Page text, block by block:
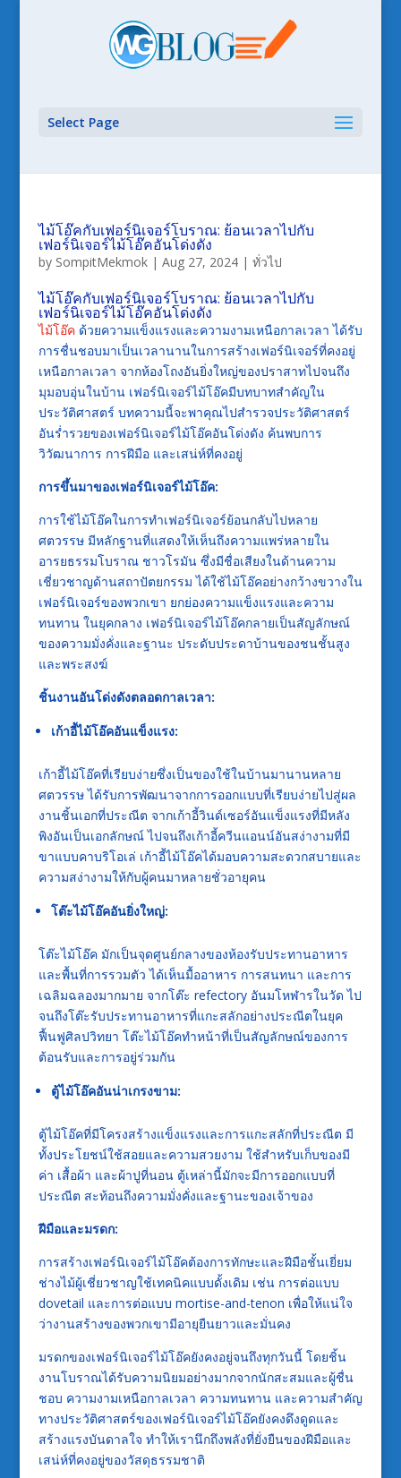
Select Page
ไม้โอ๊คกับเฟอร์นิเจอร์โบราณ: ย้อนเวลาไปกับ
เฟอร์นิเจอร์ไม้โอ๊คอันโด่งดัง
by SompitMekmok| Aug 27, 2024| ทั่วไป
ไม้โอ๊คกับเฟอร์นิเจอร์โบราณ: ย้อนเวลาไปกับ
เฟอร์นิเจอร์ไม้โอ๊คอันโด่งดัง
ไม้โอ๊คด้วยความแข็งแรงและความงามเหนือกาลเวลา ได้รับ
การชื่นชอบมาเป็นเวลานานในการสร้างเฟอร์นิเจอร์ที่คงอยู่
เหนือกาลเวลา จากห้องโถงอันยิ่งใหญ่ของปราสาทไปจนถึง
มุมอบอุ่นในบ้าน เฟอร์นิเจอร์ไม้โอ๊คมีบทบาทสำคัญใน
ประวัติศาสตร์ บทความนี้จะพาคุณไปสำรวจประวัติศาสตร์
อันร่ำรวยของเฟอร์นิเจอร์ไม้โอ๊คอันโด่งดัง ค้นพบการ
วิวัฒนาการ การฝีมือ และเสน่ห์ที่คงอยู่
การขึ้นมาของเฟอร์นิเจอร์ไม้โอ๊ค:
การใช้ไม้โอ๊คในการทำเฟอร์นิเจอร์ย้อนกลับไปหลาย
ศตวรรษ มีหลักฐานที่แสดงให้เห็นถึงความแพร่หลายใน
อารยธรรมโบราณ ชาวโรมัน ซึ่งมีชื่อเสียงในด้านความ
เชี่ยวชาญด้านสถาปัตยกรรม ได้ใช้ไม้โอ๊คอย่างกว้างขวางใน
เฟอร์นิเจอร์ของพวกเขา ยกย่องความแข็งแรงและความ
ทนทาน ในยุคกลาง เฟอร์นิเจอร์ไม้โอ๊คกลายเป็นสัญลักษณ์
ของความมั่งคั่งและฐานะ ประดับประดาบ้านของชนชั้นสูง
และพระสงฆ์
ชิ้นงานอันโด่งดังตลอดกาลเวลา:
เก้าอี้ไม้โอ๊คอันแข็งแรง:
เก้าอี้ไม้โอ๊คที่เรียบง่ายซึ่งเป็นของใช้ในบ้านมานานหลาย
ศตวรรษ ได้รับการพัฒนาจากการออกแบบที่เรียบง่ายไปสู่ผล
งานชิ้นเอกที่ประณีต จากเก้าอี้วินด์เซอร์อันแข็งแรงที่มีหลัง
พิงอันเป็นเอกลักษณ์ ไปจนถึงเก้าอี้ควีนแอนน์อันสง่างามที่มี
ขาแบบคาบริโอเล่ เก้าอี้ไม้โอ๊คได้มอบความสะดวกสบายและ
ความสง่างามให้กับผู้คนมาหลายชั่วอายุคน
โต๊ะไม้โอ๊คอันยิ่งใหญ่:
โต๊ะไม้โอ๊ค มักเป็นจุดศูนย์กลางของห้องรับประทานอาหาร
และพื้นที่การรวมตัว ได้เห็นมื้ออาหาร การสนทนา และการ
เฉลิมฉลองมากมาย จากโต๊ะ refectory อันมโหฬารในวัด ไป
จนถึงโต๊ะรับประทานอาหารที่แกะสลักอย่างประณีตในยุค
ฟื้นฟูศิลปวิทยา โต๊ะไม้โอ๊คทำหน้าที่เป็นสัญลักษณ์ของการ
ต้อนรับและการอยู่ร่วมกัน
ตู้ไม้โอ๊คอันน่าเกรงขาม:
ตู้ไม้โอ๊คที่มีโครงสร้างแข็งแรงและการแกะสลักที่ประณีต มี
ทั้งประโยชน์ใช้สอยและความสวยงาม ใช้สำหรับเก็บของมี
ค่า เสื้อผ้า และผ้าปูที่นอน ตู้เหล่านี้มักจะมีการออกแบบที่
ประณีต สะท้อนถึงความมั่งคั่งและฐานะของเจ้าของ
ฝีมือและมรดก:
การสร้างเฟอร์นิเจอร์ไม้โอ๊คต้องการทักษะและฝีมือชั้นเยี่ยม
ช่างไม้ผู้เชี่ยวชาญใช้เทคนิคแบบดั้งเดิม เช่น การต่อแบบ
dovetail และการต่อแบบ mortise-and-tenon เพื่อให้แน่ใจ
ว่างานสร้างของพวกเขามีอายุยืนยาวและมั่นคง
มรดกของเฟอร์นิเจอร์ไม้โอ๊คยังคงอยู่จนถึงทุกวันนี้ โดยชิ้น
งานโบราณได้รับความนิยมอย่างมากจากนักสะสมและผู้ชื่น
ชอบ ความงามเหนือกาลเวลา ความทนทาน และความสำคัญ
ทางประวัติศาสตร์ของเฟอร์นิเจอร์ไม้โอ๊คยังคงดึงดูดและ
สร้างแรงบันดาลใจ ทำให้เรานึกถึงพลังที่ยั่งยืนของฝีมือและ
เสน่ห์ที่คงอยู่ของวัสดุธรรมชาติ